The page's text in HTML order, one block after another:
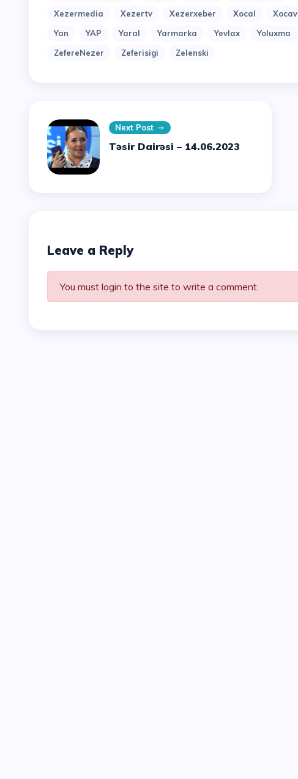
Xezermedia
Xezertv Xezerxeber Xocal Xocav
Yan
YAP Yaral Yarmarka Yevlax Yoluxma
ZefereNezer
Zeferisigi Zelenski
Next Post
Təsir Dairəsi – 14.06.2023
Leave a Reply
You must login to the site to write a comment.